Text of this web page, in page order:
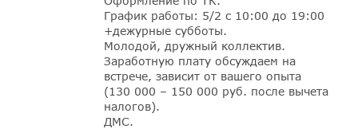
График работы: 5/2 с 10:00 до 19:00
+дежурные субботы.
Молодой, дружный коллектив.
Заработную плату обсуждаем на
встрече, зависит от вашего опыта
(130 000 – 150 000 руб. после вычета
налогов).
ДМС.